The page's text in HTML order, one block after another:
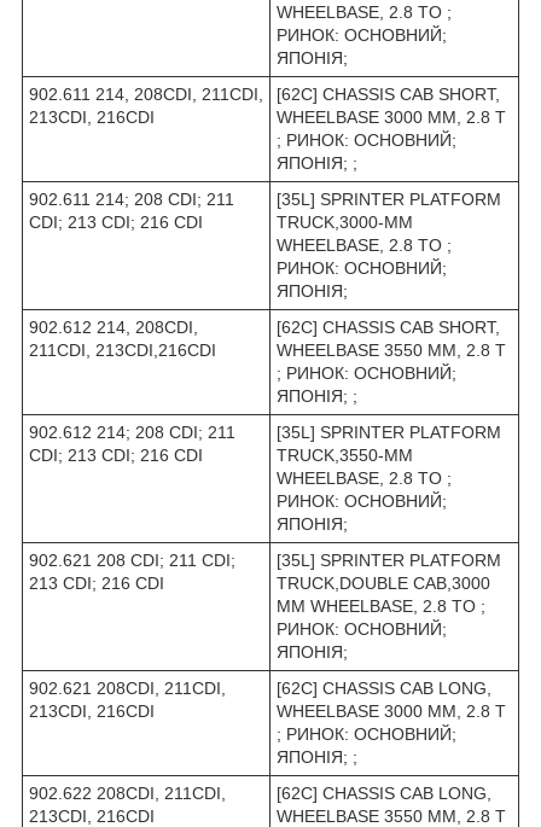
WHEELBASE, 2.8 TO ;
РИНОК: ОСНОВНИЙ;
ЯПОНІЯ;
902.611 214, 208CDI, 211CDI,
213CDI, 216CDI
[62C] CHASSIS CAB SHORT,
WHEELBASE 3000 MM, 2.8 T
; РИНОК: ОСНОВНИЙ;
ЯПОНІЯ; ;
902.611 214; 208 CDI; 211
CDI; 213 CDI; 216 CDI
[35L] SPRINTER PLATFORM
TRUCK,3000-MM
WHEELBASE, 2.8 TO ;
РИНОК: ОСНОВНИЙ;
ЯПОНІЯ;
902.612 214, 208CDI,
211CDI, 213CDI,216CDI
[62C] CHASSIS CAB SHORT,
WHEELBASE 3550 ММ, 2.8 T
; РИНОК: ОСНОВНИЙ;
ЯПОНІЯ; ;
902.612 214; 208 CDI; 211
CDI; 213 CDI; 216 CDI
[35L] SPRINTER PLATFORM
TRUCK,3550-MM
WHEELBASE, 2.8 TO ;
РИНОК: ОСНОВНИЙ;
ЯПОНІЯ;
902.621 208 CDI; 211 CDI;
213 CDI; 216 CDI
[35L] SPRINTER PLATFORM
TRUCK,DOUBLE CAB,3000
MM WHEELBASE, 2.8 TO ;
РИНОК: ОСНОВНИЙ;
ЯПОНІЯ;
902.621 208CDI, 211CDI,
213CDI, 216CDI
[62C] CHASSIS CAB LONG,
WHEELBASE 3000 MM, 2.8 T
; РИНОК: ОСНОВНИЙ;
ЯПОНІЯ; ;
902.622 208CDI, 211CDI,
213CDI, 216CDI
[62C] CHASSIS CAB LONG,
WHEELBASE 3550 ММ, 2.8 T